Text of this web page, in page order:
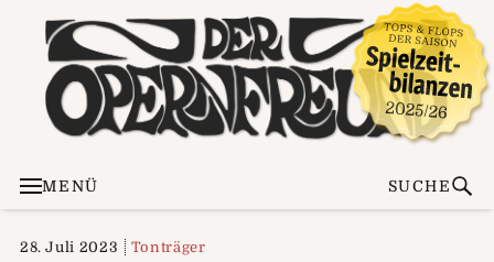
MENÜ SUCHE
28. Juli 2023 Tonträger